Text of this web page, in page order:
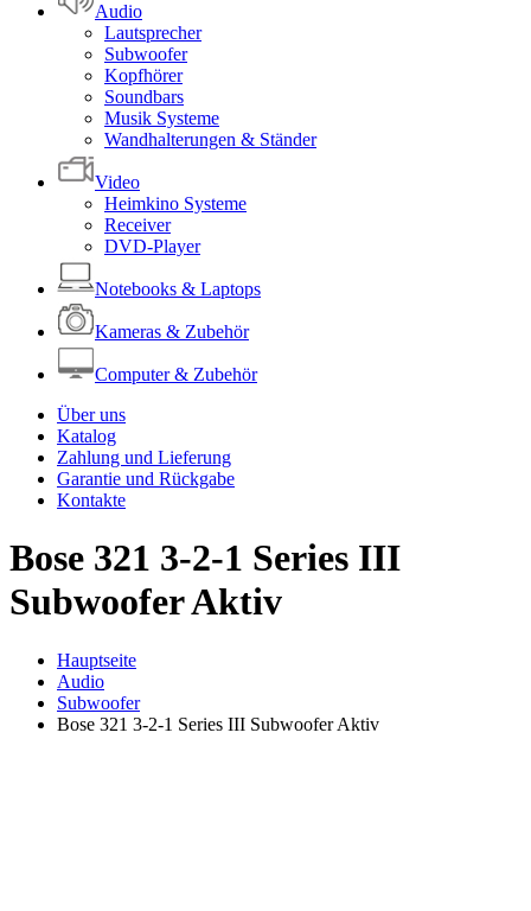
Audio
Lautsprecher
Subwoofer
Kopfhörer
Soundbars
Musik Systeme
Wandhalterungen & Ständer
Video
Heimkino Systeme
Receiver
DVD-Player
Notebooks & Laptops
Kameras & Zubehör
Computer & Zubehör
Über uns
Katalog
Zahlung und Lieferung
Garantie und Rückgabe
Kontakte
Bose 321 3-2-1 Series III
Subwoofer Aktiv
Hauptseite
Audio
Subwoofer
Bose 321 3-2-1 Series III Subwoofer Aktiv